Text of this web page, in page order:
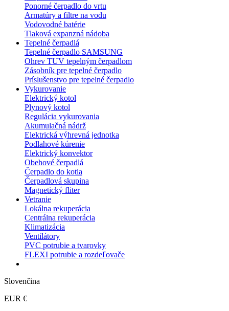
Ponorné čerpadlo do vrtu
Armatúry a filtre na vodu
Vodovodné batérie
Tlaková expanzná nádoba
Tepelné čerpadlá
Tepelné čerpadlo SAMSUNG
Ohrev TUV tepelným čerpadlom
Zásobník pre tepelné čerpadlo
Príslušenstvo pre tepelné čerpadlo
Vykurovanie
Elektrický kotol
Plynový kotol
Regulácia vykurovania
Akumulačná nádrž
Elektrická výhrevná jednotka
Podlahové kúrenie
Elektrický konvektor
Obehové čerpadlá
Čerpadlo do kotla
Čerpadlová skupina
Magnetický fliter
Vetranie
Lokálna rekuperácia
Centrálna rekuperácia
Klimatizácia
Ventilátory
PVC potrubie a tvarovky
FLEXI potrubie a rozdeľovače
Slovenčina
EUR €